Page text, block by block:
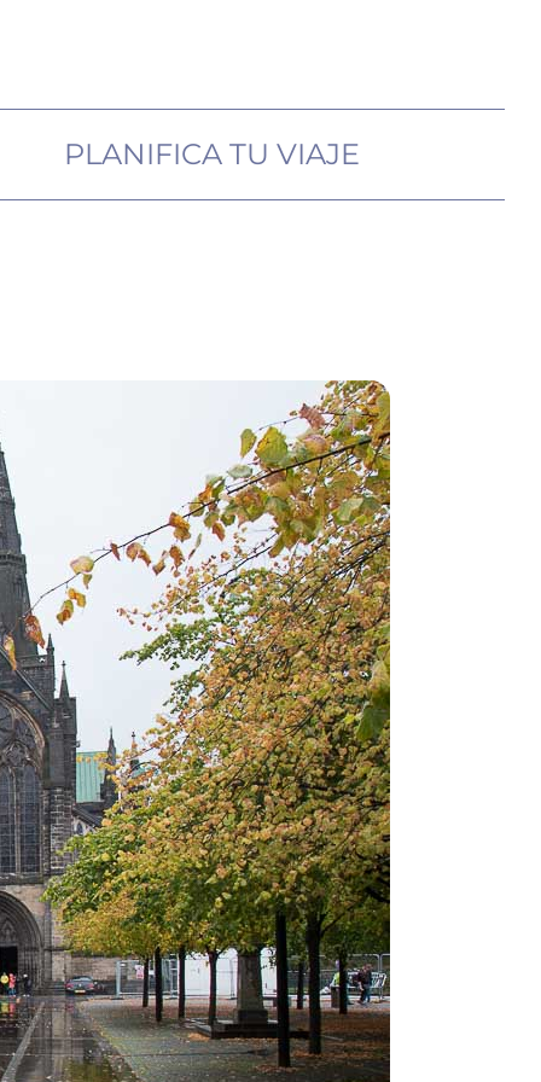
PLANIFICA TU VIAJE